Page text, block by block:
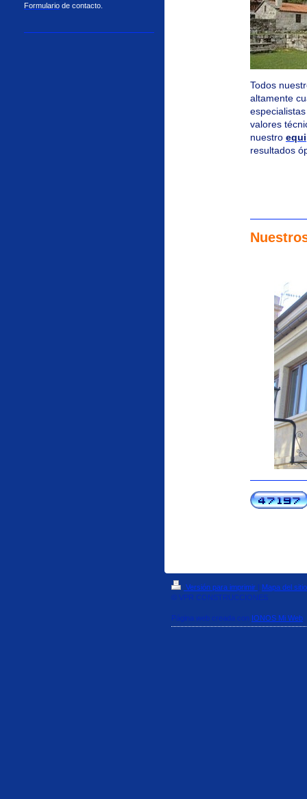
Todos
altamente
valores
nuestro
resultados
Formulario de contacto.
Versión para imprimir | Mapa del sitio
© VPR CONSTRUCCIONES
Página web creada con IONOS Mi Web